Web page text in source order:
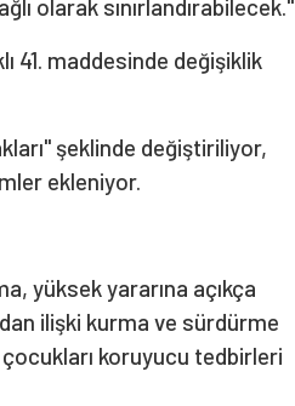
olarak sınırlandırabilecek."
41. maddesinde değişiklik
şeklinde değiştiriliyor,
ekleniyor.
yüksek yararına açıkça
ilişki kurma ve sürdürme
koruyucu tedbirleri